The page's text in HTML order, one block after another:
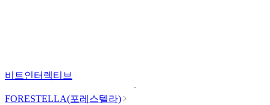
비트인터렉티브
FORESTELLA(포레스텔라)